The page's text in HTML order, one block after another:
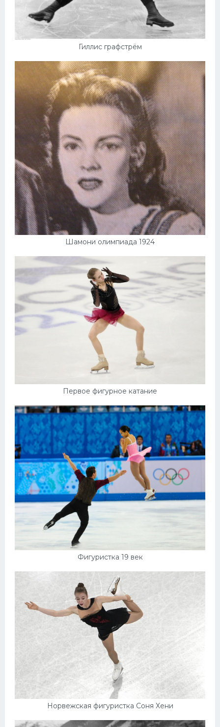
Гиллис графстрём
Шамони олимпиада 1924
Первое фигурное катание
Фигуристка 19 век
Норвежская фигуристка Соня Хени